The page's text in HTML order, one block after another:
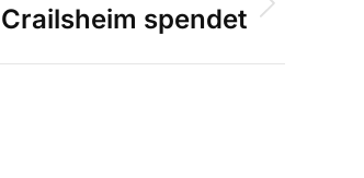
spendet